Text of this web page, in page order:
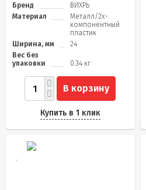
Бренд
ВИХРЬ
Материал
Металл/2х-
компонентный
пластик
Ширина, мм
24
Вес без
упаковки
0.34 кг
В корзину
Купить в 1 клик